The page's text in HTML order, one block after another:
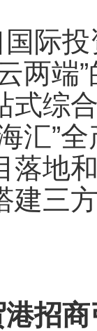
际
两端
式综
汇”
落地
建三
招